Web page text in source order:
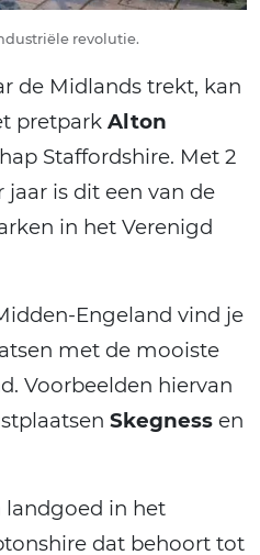
revolutie.
de Midlands trekt, kan
pretpark Alton
Staffordshire. Met 2
is dit een van de
in het Verenigd
Engeland vind je
met de mooiste
Voorbeelden hiervan
Skegness en
landgoed in het
dat behoort tot